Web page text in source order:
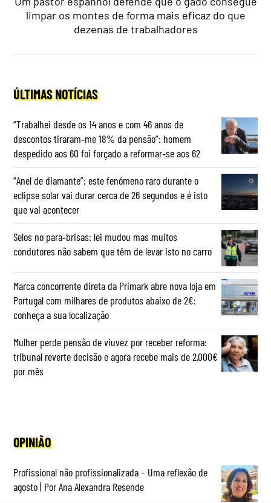
limpar os montes de forma mais eficaz do que
dezenas de trabalhadores
ÚLTIMAS NOTÍCIAS
“Trabalhei desde os 14 anos e com 46 anos de
descontos tiraram‑me 18% da pensão”: homem
despedido aos 60 foi forçado a reformar‑se aos 62
“Anel de diamante”: este fenómeno raro durante o
eclipse solar vai durar cerca de 26 segundos e é isto
que vai acontecer
Selos no para‑brisas: lei mudou mas muitos
condutores não sabem que têm de levar isto no carro
Marca concorrente direta da Primark abre nova loja em
Portugal com milhares de produtos abaixo de 2€:
conheça a sua localização
Mulher perde pensão de viuvez por receber reforma:
tribunal reverte decisão e agora recebe mais de 2.000€
por mês
OPINIÃO
Profissional não profissionalizada – Uma reflexão de
agosto | Por Ana Alexandra Resende